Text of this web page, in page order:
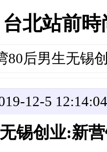
台北站前
80后男生无锡
12-5 12:14:04
锡创业:新